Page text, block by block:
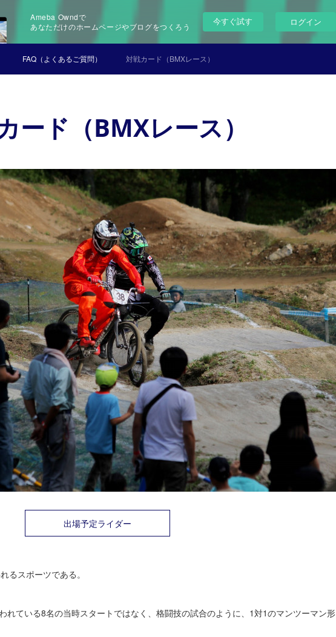
Ameba Owndで
あなただけのホームページやブログをつくろう
今すぐ試す ログイン
FAQ（よくあるご質問） 対戦カード（BMXレース）
ード（BMXレース）
出場予定ライダー
るスポーツである。
れている8名の当時スタートではなく、格闘技の試合のように、1対1のマンツーマン形